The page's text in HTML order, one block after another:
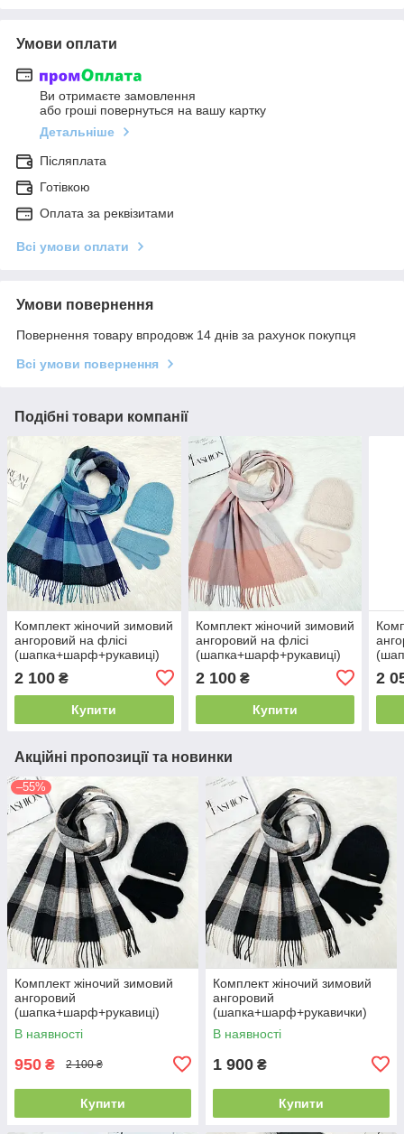
Умови оплати
Ви отримаєте замовлення
або гроші повернуться на вашу картку
Детальніше
Післяплата
Готівкою
Оплата за реквізитами
Всі умови оплати
Умови повернення
Повернення товару впродовж 14 днів за рахунок покупця
Всі умови повернення
Подібні товари компанії
Комплект жіночий зимовий
ангоровий на флісі
(шапка+шарф+рукавиці)
різнокольоровий 12840 -
8045 - 4146
2 100 ₴
Купити
Комплект жіночий зимовий
ангоровий на флісі
(шапка+шарф+рукавиці)
різнокольоровий 12844 -
1285 - 4134
2 100₴
Купити
2
Акційні пропозиції та новинки
–55%
Комплект жіночий зимовий
ангоровий
(шапка+шарф+рукавиці)
ODYSSEY 57-59 см чорний
3701 - 8064 - 4135
В наявності
950 ₴ 2 100 ₴
Купити
Комплект жіночий зимовий
ангоровий
(шапка+шарф+рукавички)
ODYSSEY 57-59 см чорний
3701 - 8064 - 4185
В наявності
1 900 ₴
Купити